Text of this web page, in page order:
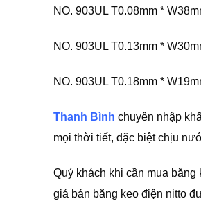
NO. 903UL T0.08mm *
NO. 903UL T0.13mm *
NO. 903UL T0.18mm *
Thanh Bình chuyên nhập
mọi thời tiết, đặc biệt chịu
Quý khách khi cần mua
giá bán băng keo điện nitto